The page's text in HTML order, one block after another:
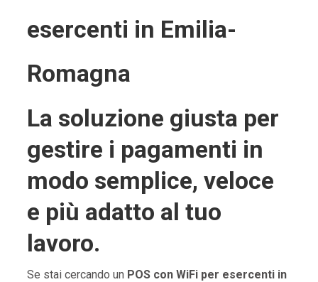
esercenti in Emilia-
Romagna
La soluzione giusta per
gestire i pagamenti in
modo semplice, veloce
e più adatto al tuo
lavoro.
Se stai cercando un POS con WiFi per esercenti in